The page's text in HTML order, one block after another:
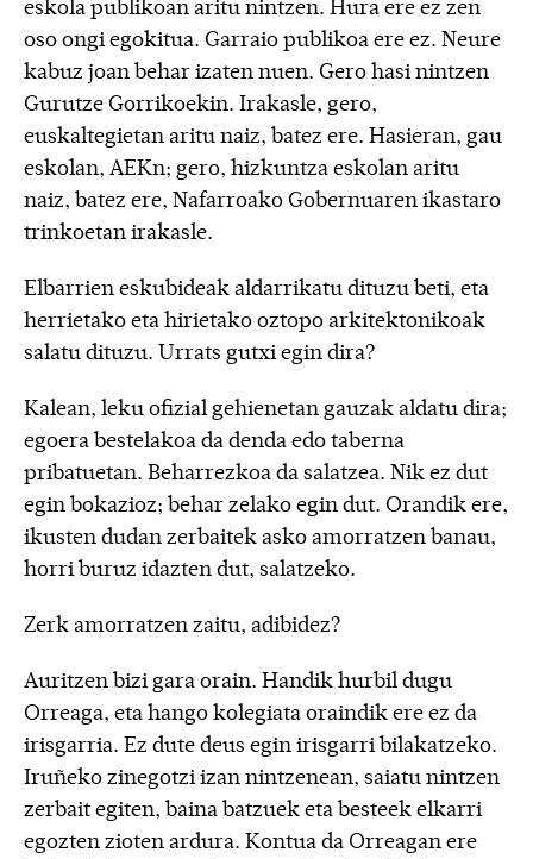
eskola publikoan aritu nintzen. Hura ere ez zen
oso ongi egokitua. Garraio publikoa ere ez. Neure
kabuz joan behar izaten nuen. Gero hasi nintzen
Gurutze Gorrikoekin. Irakasle, gero,
euskaltegietan aritu naiz, batez ere. Hasieran, gau
eskolan, AEKn; gero, hizkuntza eskolan aritu
naiz, batez ere, Nafarroako Gobernuaren ikastaro
trinkoetan irakasle.
Elbarrien eskubideak aldarrikatu dituzu beti, eta
herrietako eta hirietako oztopo arkitektonikoak
salatu dituzu. Urrats gutxi egin dira?
Kalean, leku ofizial gehienetan gauzak aldatu dira;
egoera bestelakoa da denda edo taberna
pribatuetan. Beharrezkoa da salatzea. Nik ez dut
egin bokazioz; behar zelako egin dut. Orandik ere,
ikusten dudan zerbaitek asko amorratzen banau,
horri buruz idazten dut, salatzeko.
Zerk amorratzen zaitu, adibidez?
Auritzen bizi gara orain. Handik hurbil dugu
Orreaga, eta hango kolegiata oraindik ere ez da
irisgarria. Ez dute deus egin irisgarri bilakatzeko.
Iruñeko zinegotzi izan nintzenean, saiatu nintzen
zerbait egiten, baina batzuek eta besteek elkarri
egozten zioten ardura. Kontua da Orreagan ere